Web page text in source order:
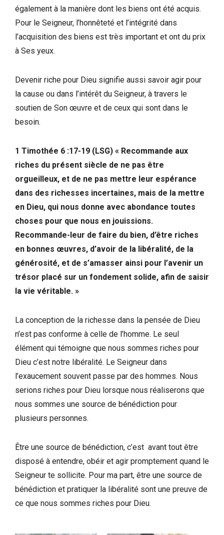
également à la manière dont les biens ont été acquis.
Pour le Seigneur, l’honnêteté et l’intégrité dans
l’acquisition des biens est très important et ont du prix
à Ses yeux.
Devenir riche pour Dieu signifie aussi savoir agir pour
la cause ou dans l’intérêt du Seigneur, à travers le
soutien de Son œuvre et de ceux qui sont dans le
besoin.
1 Timothée 6 :17-19 (LSG) « Recommande aux
riches du présent siècle de ne pas être
orgueilleux, et de ne pas mettre leur espérance
dans des richesses incertaines, mais de la mettre
en Dieu, qui nous donne avec abondance toutes
choses pour que nous en jouissions.
Recommande-leur de faire du bien, d’être riches
en bonnes œuvres, d’avoir de la libéralité, de la
générosité, et de s’amasser ainsi pour l’avenir un
trésor placé sur un fondement solide, afin de saisir
la vie véritable. »
La conception de la richesse dans la pensée de Dieu
n’est pas conforme à celle de l’homme. Le seul
élément qui témoigne que nous sommes riches pour
Dieu c’est notre libéralité. Le Seigneur dans
l’exaucement souvent passe par des hommes. Nous
serions riches pour Dieu lorsque nous réaliserons que
nous sommes une source de bénédiction pour
plusieurs personnes.
Être une source de bénédiction, c’est avant tout être
disposé à entendre, obéir et agir promptement quand le
Seigneur te sollicite. Pour ma part, être une source de
bénédiction et pratiquer la libéralité sont une preuve de
ce que nous sommes riches pour Dieu.